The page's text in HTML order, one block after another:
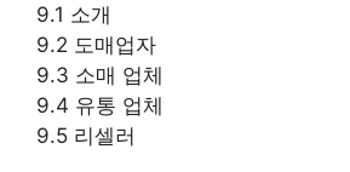
9.1 소개
9.2 도매업자
9.3 소매 업체
9.4 유통 업체
9.5 리셀러